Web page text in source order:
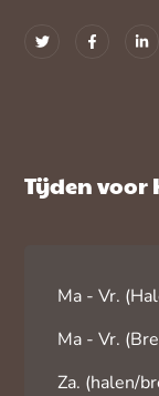
Tijden voor
Ma - Vr.
Ma - Vr.
Za. (halen/